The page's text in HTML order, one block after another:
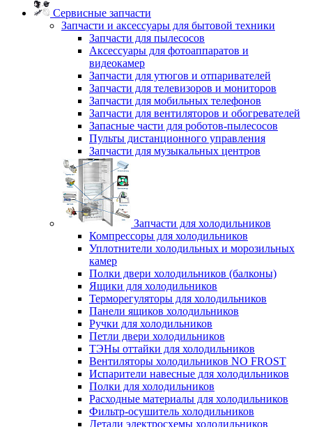
Сервисные запчасти
Запчасти и аксессуары для бытовой техники
Запчасти для пылесосов
Аксессуары для фотоаппаратов и
видеокамер
Запчасти для утюгов и отпаривателей
Запчасти для телевизоров и мониторов
Запчасти для мобильных телефонов
Запчасти для вентиляторов и обогревателей
Запасные части для роботов-пылесосов
Пульты дистанционного управления
Запчасти для музыкальных центров
Запчасти для холодильников
Компрессоры для холодильников
Уплотнители холодильных и морозильных
камер
Полки двери холодильников (балконы)
Ящики для холодильников
Терморегуляторы для холодильников
Панели ящиков холодильников
Ручки для холодильников
Петли двери холодильников
ТЭНы оттайки для холодильников
Вентиляторы холодильников NO FROST
Испарители навесные для холодильников
Полки для холодильников
Расходные материалы для холодильников
Фильтр-осушитель холодильников
Детали электросхемы холодильников